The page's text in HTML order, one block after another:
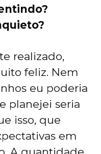
realizado,
feliz. Nem
eu poderia
planejei seria
isso, que
em